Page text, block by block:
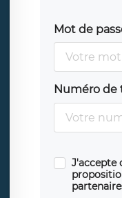
Mot de
Numéro de
J'accepte